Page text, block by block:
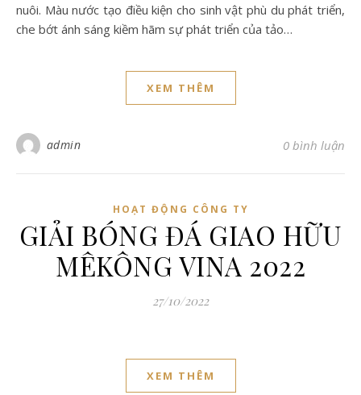
nuôi. Màu nước tạo điều kiện cho sinh vật phù du phát triển,
che bớt ánh sáng kiềm hãm sự phát triển của tảo…
XEM THÊM
admin 0 bình luận
HOẠT ĐỘNG CÔNG TY
GIẢI BÓNG ĐÁ GIAO HỮU
MÊKÔNG VINA 2022
27/10/2022
XEM THÊM